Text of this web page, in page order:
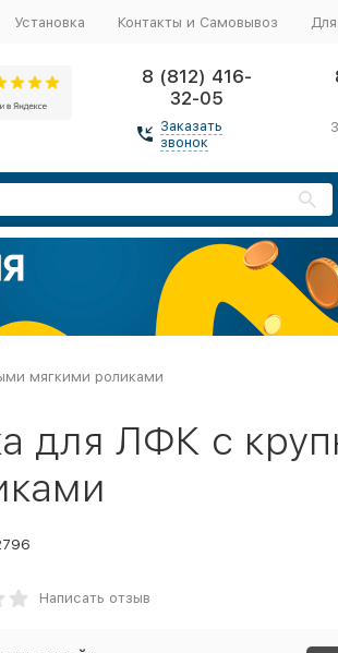
Установка Контакты и Самовывоз
8 (812) 416-
32-05
Заказать
звонок
мягкими роликами
для ЛФК с
Написать отзыв